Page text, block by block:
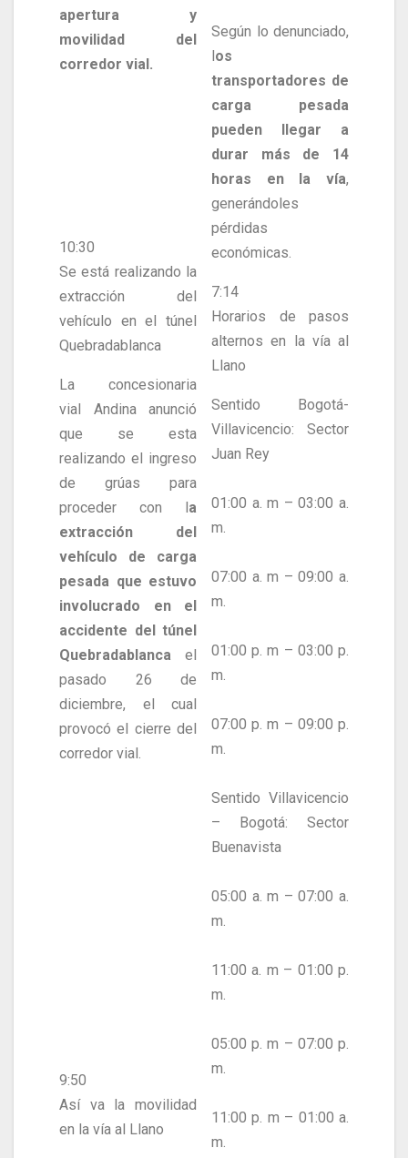
apertura y
movilidad del
corredor vial.
10:30
Se está realizando la
extracción del
vehículo en el túnel
Quebradablanca
La concesionaria
vial Andina anunció
que se esta
realizando el ingreso
de grúas para
proceder con la
extracción del
vehículo de carga
pesada que estuvo
involucrado en el
accidente del túnel
Quebradablanca el
pasado 26 de
diciembre, el cual
provocó el cierre del
corredor vial.
9:50
Así va la movilidad
en la vía al Llano
Según lo denunciado,
los
transportadores de
carga pesada
pueden llegar a
durar más de 14
horas en la vía,
generándoles
pérdidas
económicas.
7:14
Horarios de pasos
alternos en la vía al
Llano
Sentido Bogotá-
Villavicencio: Sector
Juan Rey
01:00 a. m – 03:00 a.
m.
07:00 a. m – 09:00 a.
m.
01:00 p. m – 03:00 p.
m.
07:00 p. m – 09:00 p.
m.
Sentido Villavicencio
– Bogotá: Sector
Buenavista
05:00 a. m – 07:00 a.
m.
11:00 a. m – 01:00 p.
m.
05:00 p. m – 07:00 p.
m.
11:00 p. m – 01:00 a.
m.